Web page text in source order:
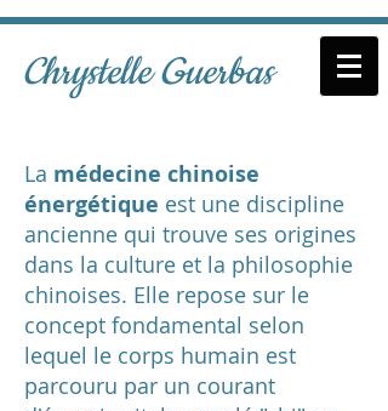
Chrystelle Guerbas
La médecine chinoise
énergétique est une discipline
ancienne qui trouve ses origines
dans la culture et la philosophie
chinoises. Elle repose sur le
concept fondamental selon
lequel le corps humain est
parcouru par un courant